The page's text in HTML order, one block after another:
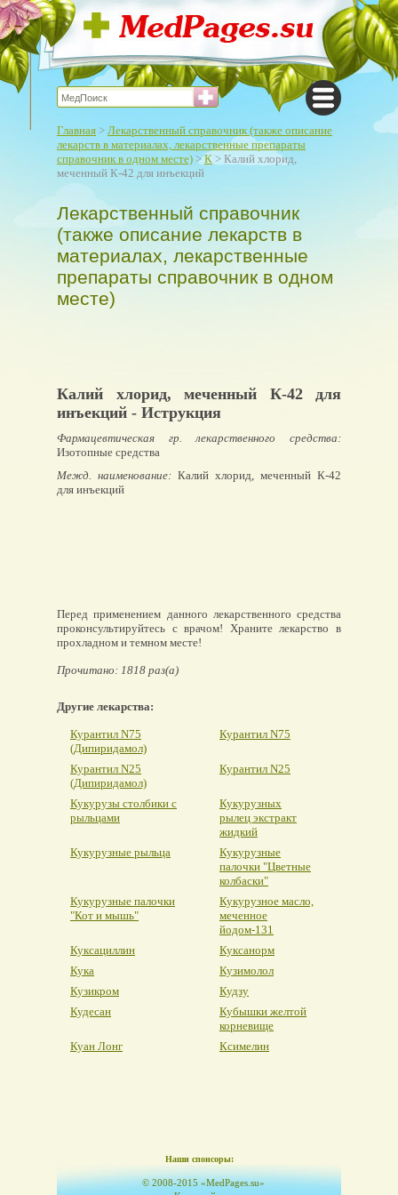
Главная > Лекарственный справочник (также описание
лекарств в материалах, лекарственные препараты
справочник в одном месте) >К > Калий хлорид,
меченный К-42 для инъекций
Лекарственный справочник
(также описание лекарств в
материалах, лекарственные
препараты справочник в одном
месте)
Калий хлорид, меченный К-42 для
инъекций - Иструкция
Фармацевтическая гр. лекарственного средства:
Изотопные средства
Межд. наименование: Калий хлорид, меченный К-42
для инъекций
Перед применением данного лекарственного средства
проконсультируйтесь с врачом! Храните лекарство в
прохладном и темном месте!
Прочитано: 1818 раз(а)
Другие лекарства:
Курантил N75
(Дипиридамол)
Курантил N75
Курантил N25
(Дипиридамол)
Курантил N25
Кукурузы столбики с
рыльцами
Кукурузных
рылец экстракт
жидкий
Кукурузные рыльца
Кукурузные
палочки "Цветные
колбаски"
Кукурузные палочки
"Кот и мышь"
Кукурузное масло,
меченное
йодом-131
Куксациллин
Куксанорм
Кука
Кузимолол
Кузикром
Кудзу
Кудесан
Кубышки желтой
корневище
Куан Лонг
Ксимелин
Наши спонсоры:
© 2008-2015 «MedPages.su»